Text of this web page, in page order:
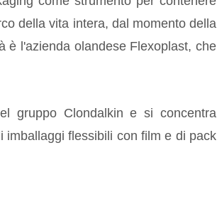
della vita intera, dal momento della
è l'azienda olandese Flexoplast, che
gruppo Clondalkin e si concentra
flessibili con film e di pack